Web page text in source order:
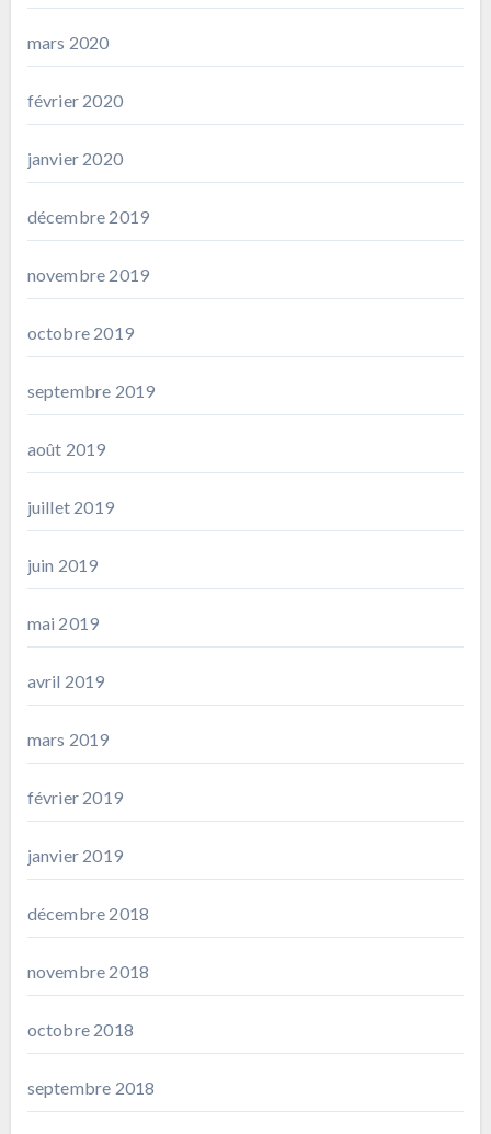
mars 2020
février 2020
janvier 2020
décembre 2019
novembre 2019
octobre 2019
septembre 2019
août 2019
juillet 2019
juin 2019
mai 2019
avril 2019
mars 2019
février 2019
janvier 2019
décembre 2018
novembre 2018
octobre 2018
septembre 2018